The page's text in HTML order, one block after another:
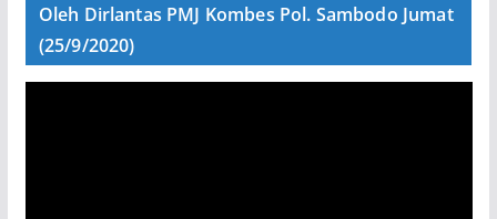
Oleh Dirlantas PMJ Kombes Pol. Sambodo Jumat
(25/9/2020)